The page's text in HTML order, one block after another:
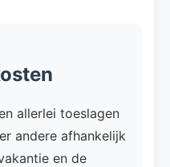
allerlei toeslagen
andere afhankelijk
en de